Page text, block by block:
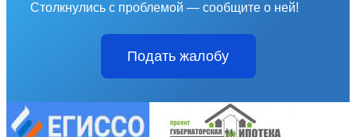
Столкнулись с проблемой — сообщите о ней!
Подать жалобу